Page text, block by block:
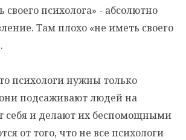
своего психолога» - абсолютно
Там плохо «не иметь своего
психологи нужны только
подсаживают людей на
себя и делают их беспомощными
от того, что не все психологи